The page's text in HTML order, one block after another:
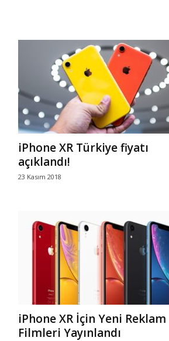
iPhone XR Türkiye fiyatı
açıklandı!
23 Kasım 2018
iPhone XR İçin Yeni Reklam
Filmleri Yayınlandı